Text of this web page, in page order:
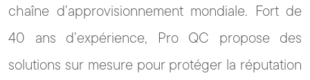
chaîne d’approvisionnement mondiale. Fort de
40 ans d’expérience, Pro QC propose des
solutions sur mesure pour protéger la réputation